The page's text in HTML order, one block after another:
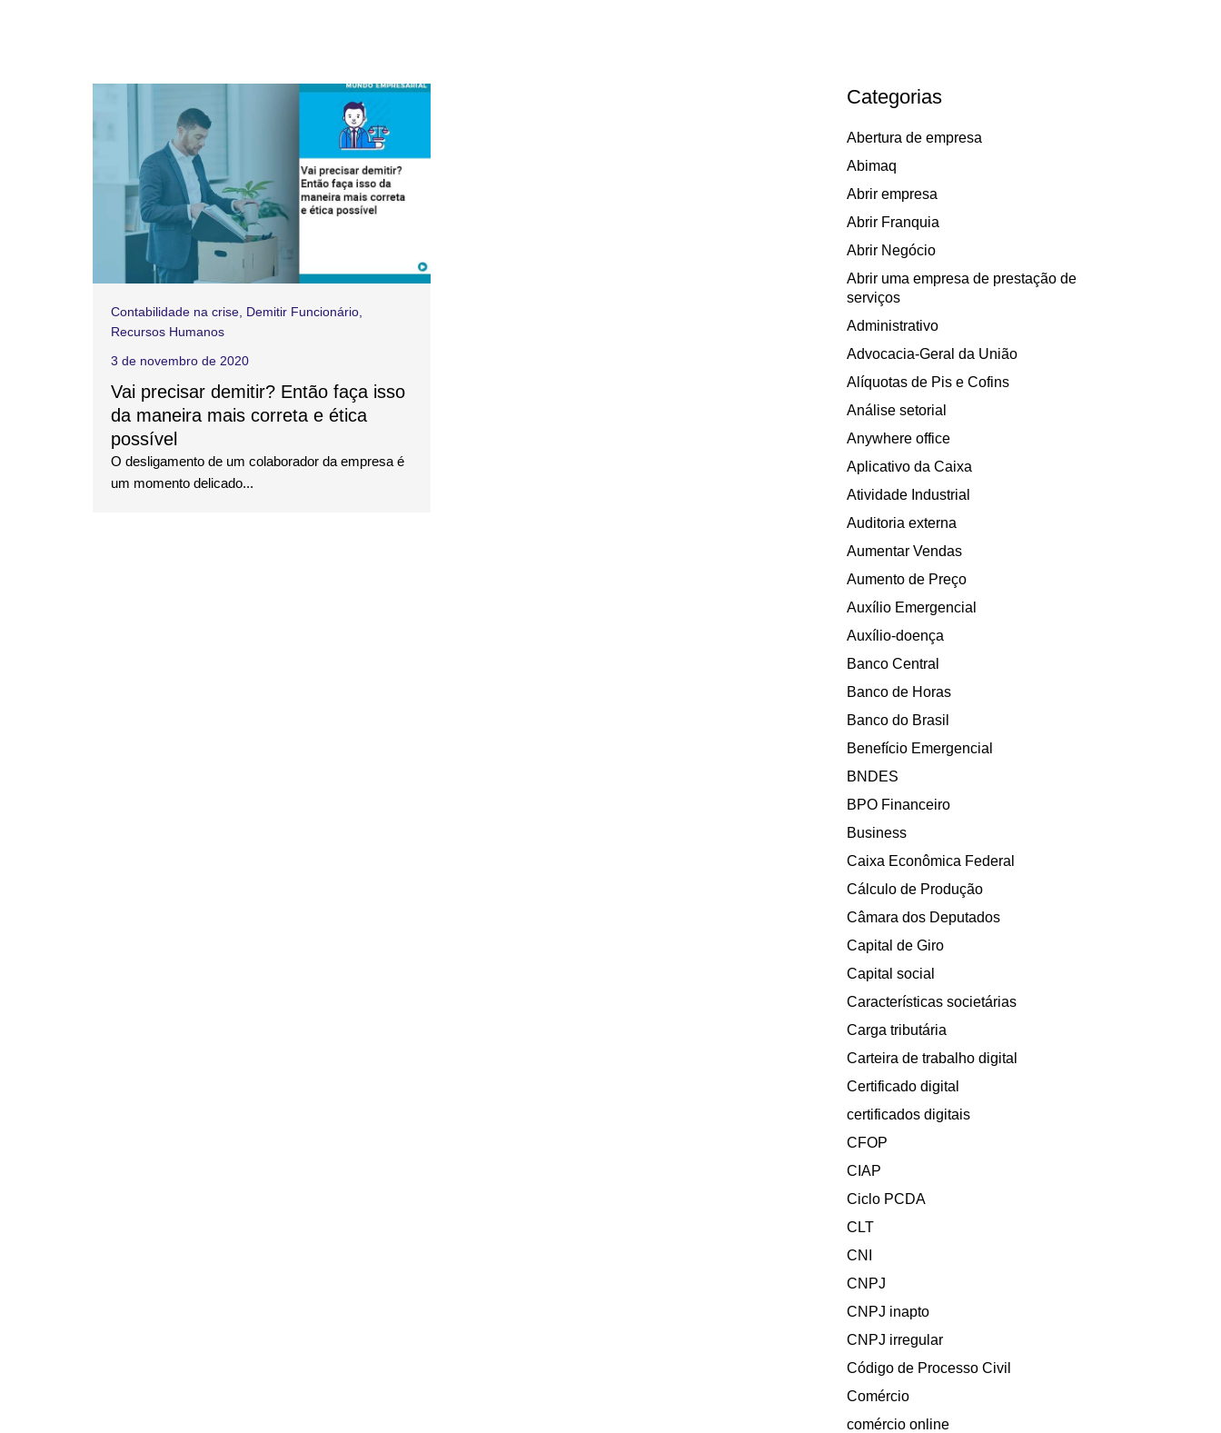
Contabilidade na crise Demitir Funcionário
Recursos Humanos
3 de novembro de 2020
Vai precisar demitir? Então faça isso
da maneira mais correta e ética
possível
O desligamento de um colaborador da empresa é
um momento delicado...
Categorias
Abertura de empresa
Abimaq
Abrir empresa
Abrir Franquia
Abrir Negócio
Abrir uma empresa de prestação de
serviços
Administrativo
Advocacia-Geral da União
Alíquotas de Pis e Cofins
Análise setorial
Anywhere office
Aplicativo da Caixa
Atividade Industrial
Auditoria externa
Aumentar Vendas
Aumento de Preço
Auxílio Emergencial
Auxílio-doença
Banco Central
Banco de Horas
Banco do Brasil
Benefício Emergencial
BNDES
BPO Financeiro
Business
Caixa Econômica Federal
Cálculo de Produção
Câmara dos Deputados
Capital de Giro
Capital social
Características societárias
Carga tributária
Carteira de trabalho digital
Certificado digital
certificados digitais
CFOP
CIAP
Ciclo PCDA
CLT
CNI
CNPJ
CNPJ inapto
CNPJ irregular
Código de Processo Civil
Comércio
comércio online